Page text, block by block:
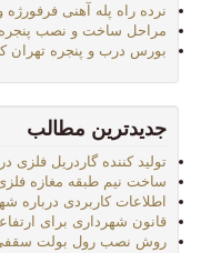
نرده راه پله آهنی
مراحل ساخت و نصب
بورس درب و پنجره تهران
جدیدترین مطالب
تولید کننده گاردریل فلزی
ساخت نیم طبقه مغازه
اطلاعات کاربردی درباره
قانون شهرداری برای
روش نصب رول بولت